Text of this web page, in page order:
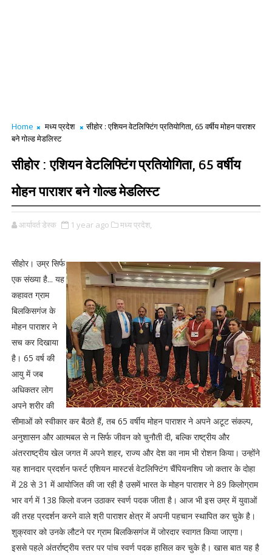
Home मध्य प्रदेश
सीहोर : एशियन वेटलिफ्टिंग प्रतियोगिता, 65 वर्षीय मोहन पाराशर
बने गोल्ड मेडलिस्ट
सीहोर : एशियन वेटलिफ्टिंग प्रतियोगिता, 65 वर्षीय
मोहन पाराशर बने गोल्ड मेडलिस्ट
आर्यावर्त डेस्क 1 year ago मध्य प्रदेश,
सीहोर। उम्र सिर्फ
एक संख्या है... यह
कहावत ग्राम
बिलकिसगंज के
मोहन पाराशर ने
सच कर दिखाया
है। 65 वर्ष की
आयु में जब
अधिकतर लोग
अपने शरीर की
सीमाओं को स्वीकार कर बैठते हैं, तब 65 वर्षीय मोहन पाराशर ने अपने अटूट संकल्प,
अनुशासन और आत्मबल से न सिर्फ जीवन को चुनौती दी, बल्कि राष्ट्रीय और
अंतरराष्ट्रीय खेल जगत में अपने शहर, राज्य और देश का नाम भी रोशन किया। उन्होंने
यह शानदार प्रदर्शन फर्स्ट एशियन मास्टर्स वेटलिफ्टिंग चैंपियनशिप जो कतार के दोहा
में 28 से 31 में आयोजित की जा रही है उसमें भारत के मोहन पाराशर ने 89 किलोग्राम
भार वर्ग में 138 किलो वजन उठाकर स्वर्ण पदक जीता है। आज भी इस उम्र में युवाओं
की तरह प्रदर्शन करने वाले श्री पाराशर क्षेत्र में अपनी पहचान स्थापित कर चुके है।
शुक्रवार को उनके लौटने पर ग्राम बिलकिसगंज में जोरदार स्वागत किया जाएगा।
इससे पहले अंतर्राष्ट्रीय स्तर पर पांच स्वर्ण पदक हासिल कर चुके है। खास बात यह है